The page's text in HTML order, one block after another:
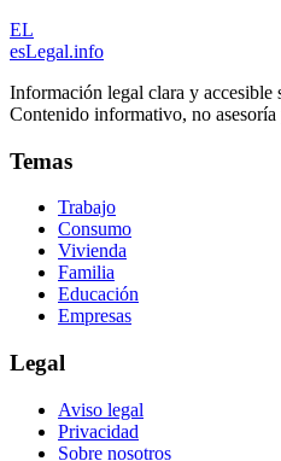
EL
esLegal.info
Información legal clara y accesible
Contenido informativo, no asesoría
Temas
Trabajo
Consumo
Vivienda
Familia
Educación
Empresas
Legal
Aviso legal
Privacidad
Sobre nosotros